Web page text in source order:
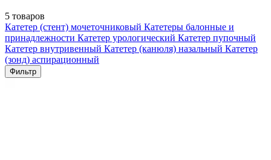
5 товаров
Катетер (стент) мочеточниковый Катетеры балонные и
принадлежности Катетер урологический Катетер пупочный
Катетер внутривенный Катетер (канюля) назальный Катетер
(зонд) аспирационный
Фильтр